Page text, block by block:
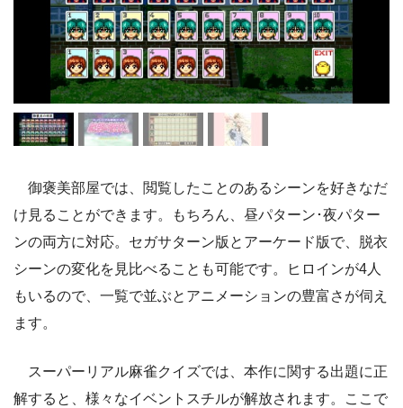
御褒美部屋では、閲覧したことのあるシーンを好きなだ
け見ることができます。もちろん、昼パターン･夜パター
ンの両方に対応。セガサターン版とアーケード版で、脱衣
シーンの変化を見比べることも可能です。ヒロインが4人
もいるので、一覧で並ぶとアニメーションの豊富さが伺え
ます。
スーパーリアル麻雀クイズでは、本作に関する出題に正
解すると、様々なイベントスチルが解放されます。ここで